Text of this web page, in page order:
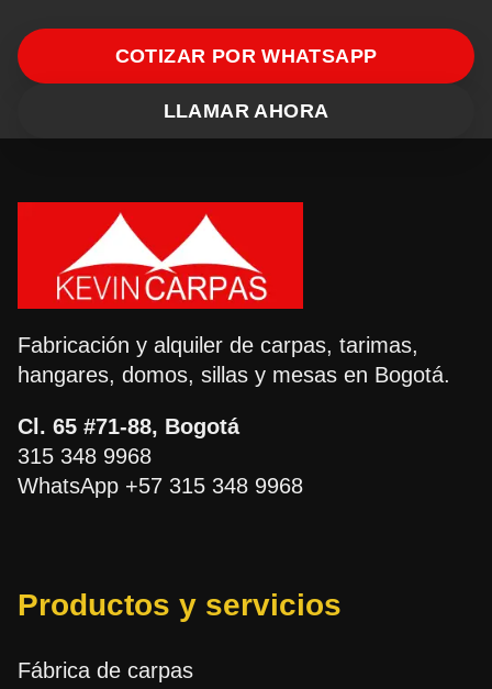
COTIZAR POR WHATSAPP
LLAMAR AHORA
Fabricación y alquiler de carpas, tarimas,
hangares, domos, sillas y mesas en Bogotá.
Cl. 65 #71-88, Bogotá
315 348 9968
WhatsApp +57 315 348 9968
Productos y servicios
Fábrica de carpas